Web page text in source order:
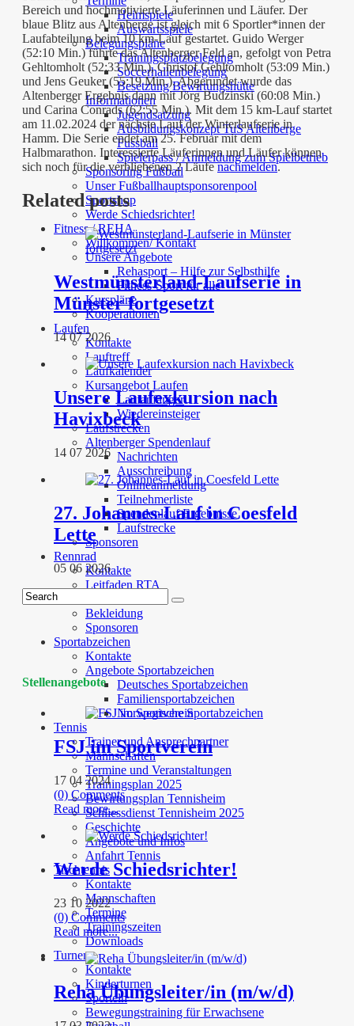
Heimspiele
Auswärtsspiele
Belegungspläne
Trainingsplatzbelegung
Soccerhallenbelegung
Besetzung Bewirtungshütte
Informationen
Jugendsatzung
Ausbildungskonzept TuS Altenberge
Fussball
Spielerpass / Anmeldung zum Spielbetrieb
Sponsoring Fußball
Unser Fußballhauptsponsorenpool
Sportshop
Werde Schiedsrichter!
Fitness / REHA
Willkommen/ Kontakt
Unsere Angebote
Rehasport – Hilfe zur Selbsthilfe
Fitness-Sport für alle
Kurspläne
Kooperationen
Laufen
Kontakte
Lauftreff
Laufkalender
Kursangebot Laufen
Laufanfänger
Wiedereinsteiger
Laufstrecken
Altenberger Spendenlauf
Nachrichten
Ausschreibung
Onlineanmeldung
Teilnehmerliste
Spendenlauf Ergebnisse
Laufstrecke
Sponsoren
Rennrad
Kontakte
Leitfaden RTA
Bekleidung
Sponsoren
Sportabzeichen
Kontakte
Angebote Sportabzeichen
Deutsches Sportabzeichen
Familiensportabzeichen
Norwegische Sportabzeichen
Tennis
Trainer und Ansprechpartner
Mannschaften
Termine und Veranstaltungen
Trainingsplan 2025
Bewirtungsplan Tennisheim
Schliessdienst Tennisheim 2025
Geschichte
Angebote und Infos
Anfahrt Tennis
Tischtennis
Kontakte
Mannschaften
Termine
Trainingszeiten
Downloads
Turnen
Kontakte
Kinderturnen
Sporteln
Bewegungstraining für Erwachsene
Bereich und hochmotivierte Läuferinnen und Läufer. Der
blaue Blitz aus Altenberge ist gleich mit 6 Sportler*innen der
Laufabteilung beim 10 km-Lauf gestartet. Guido Werger
(52:10 Min.) führte das Altenberger Feld an, gefolgt von Petra
Gehltomholt (52:33 Min.), Christof Gehltomholt (53:09 Min.)
und Jens Geuker (55:19 Min.). Abgerundet wurde das
Altenberger Ergebnis dann mit Jörg Budzinski (60:08 Min.)
und Carina Conrads (62:55 Min.). Mit dem 15 km-Lauf startet
am 11.02.2024 der nächste Lauf der Winterlaufserie in
Hamm. Die Serie endet am 25. Februar mit dem
Halbmarathon. Interessierte Läuferinnen und Läufer können
sich noch für die verbliebenen 2 Läufenachmelden.
Related posts
Westmünsterland-Laufserie in
Münster fortgesetzt
14 07 2026
Unsere Laufexkursion nach
Havixbeck
14 07 2026
27. Johannes-Lauf in Coesfeld
Lette
05 06 2026
Stellenangebote
FSJ im Sportverein
17 04 2024
(0) Comments
Read more...
Werde Schiedsrichter!
23 10 2022
(0) Comments
Read more...
Reha Übungsleiter/in (m/w/d)